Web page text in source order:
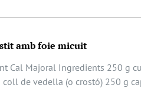
amb foie micuit
Cal Majoral Ingredients 250 g
coll de vedella (o crostó) 250 g